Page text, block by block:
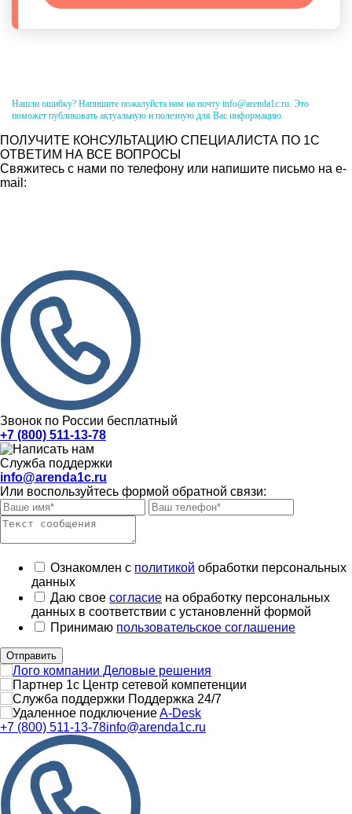
Нашли ошибку? Напишите пожалуйста нам на почту info@arenda1c.ru. Это
поможет публиковать актуальную и полезную для Вас информацию.
ПОЛУЧИТЕ КОНСУЛЬТАЦИЮ СПЕЦИАЛИСТА ПО 1С
ОТВЕТИМ НА ВСЕ ВОПРОСЫ
Свяжитесь с нами по телефону или напишите письмо на e-
mail:
Звонок по России бесплатный
+7 (800) 511-13-78
Служба поддержки
info@arenda1c.ru
Или воспользуйтесь формой обратной связи:
Ознакомлен с политикой обработки персональных
данных
Даю свое согласие на обработку персональных
данных в соответствии с установленнй формой
Принимаю пользовательское соглашение
Отправить
Поддержка 24/7
A-Desk
+7 (800) 511-13-78info@arenda1c.ru